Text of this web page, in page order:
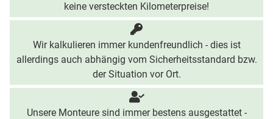
keine versteckten Kilometerpreise!
Wir kalkulieren immer kundenfreundlich - dies ist
allerdings auch abhängig vom Sicherheitsstandard bzw.
der Situation vor Ort.
Unsere Monteure sind immer bestens ausgestattet -